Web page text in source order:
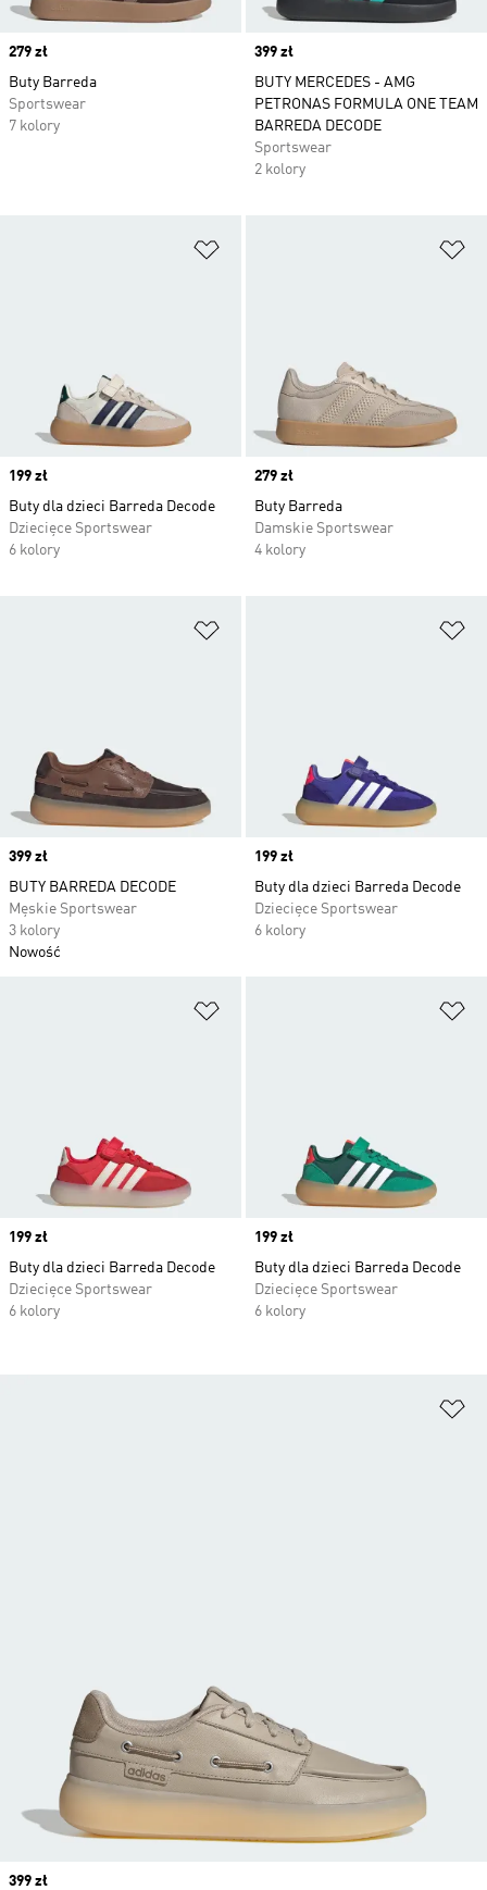
Price
279 zł
Buty Barreda
Sportswear
7 kolory
Price
399 zł
BUTY MERCEDES - AMG
PETRONAS FORMULA ONE TEAM
BARREDA DECODE
Sportswear
2 kolory
Price
199 zł
Buty dla dzieci Barreda Decode
Dziecięce Sportswear
6 kolory
Price
279 zł
Buty Barreda
Damskie Sportswear
4 kolory
Price
399 zł
BUTY BARREDA DECODE
Męskie Sportswear
3 kolory
Nowość
Price
199 zł
Buty dla dzieci Barreda Decode
Dziecięce Sportswear
6 kolory
Price
199 zł
Buty dla dzieci Barreda Decode
Dziecięce Sportswear
6 kolory
Price
199 zł
Buty dla dzieci Barreda Decode
Dziecięce Sportswear
6 kolory
Price
399 zł